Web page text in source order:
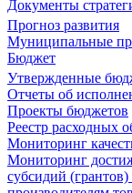
Документы
Прогноз развития
Муниципальные
Бюджет
Утвержденные
Отчеты об
Проекты бюджетов
Реестр расходных
Мониторинг
Мониторинг
субсидий